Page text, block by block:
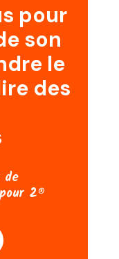
pour
son
le
des
2®